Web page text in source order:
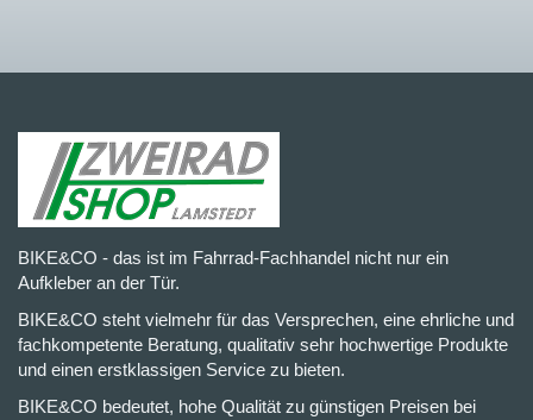
BIKE&CO - das ist im Fahrrad-Fachhandel nicht nur ein
Aufkleber an der Tür.
BIKE&CO steht vielmehr für das Versprechen, eine ehrliche und
fachkompetente Beratung, qualitativ sehr hochwertige Produkte
und einen erstklassigen Service zu bieten.
BIKE&CO bedeutet, hohe Qualität zu günstigen Preisen bei